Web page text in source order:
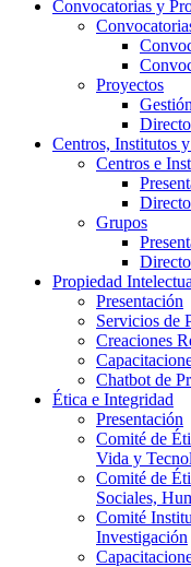
Convocatorias y
Proyectos
Centros, Institutos
Centros e
Grupos
Propiedad
Presentación
Servicios de
Creaciones
Chatbot de
Ética e Integridad
Presentación
Comité de
Vida y
Comité de
Sociales,
Comité
Investigación